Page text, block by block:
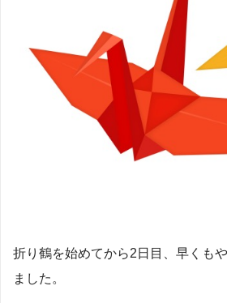
折り鶴を始めてから2日目、早くも
ました。